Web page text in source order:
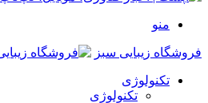
منو
فروشگاه زیبایی سبز
تکنولوژی
تکنولوژی